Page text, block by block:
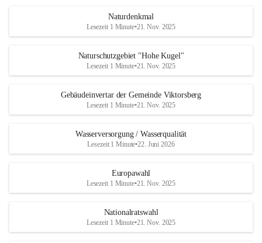
Naturdenkmal
Lesezeit 1 Minute•21. Nov. 2025
Naturschutzgebiet "Hohe Kugel"
Lesezeit 1 Minute•21. Nov. 2025
Gebäudeinvertar der Gemeinde Viktorsberg
Lesezeit 1 Minute•21. Nov. 2025
Wasserversorgung / Wasserqualität
Lesezeit 1 Minute•22. Juni 2026
Europawahl
Lesezeit 1 Minute•21. Nov. 2025
Nationalratswahl
Lesezeit 1 Minute•21. Nov. 2025